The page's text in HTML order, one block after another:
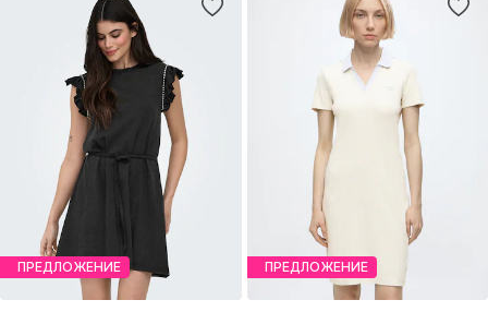
ПРЕДЛОЖЕНИЕ ПРЕДЛОЖЕНИЕ